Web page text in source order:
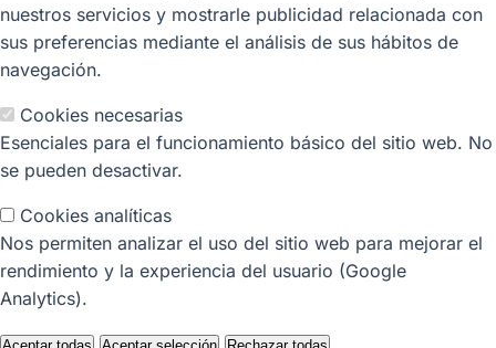
nuestros servicios y mostrarle publicidad relacionada con
sus preferencias mediante el análisis de sus hábitos de
navegación.
Cookies necesarias
Esenciales para el funcionamiento básico del sitio web. No
se pueden desactivar.
Cookies analíticas
Nos permiten analizar el uso del sitio web para mejorar el
rendimiento y la experiencia del usuario (Google
Analytics).